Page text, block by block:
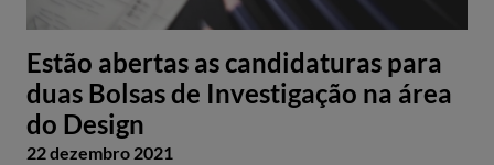
Estão abertas as candidaturas para
duas Bolsas de Investigação na área
do Design
22 dezembro 2021